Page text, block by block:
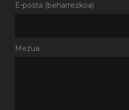
E-posta (beharrezkoa)
Mezua